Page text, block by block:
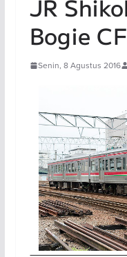
JR
Bogie
Senin, 8 Agustus 2016